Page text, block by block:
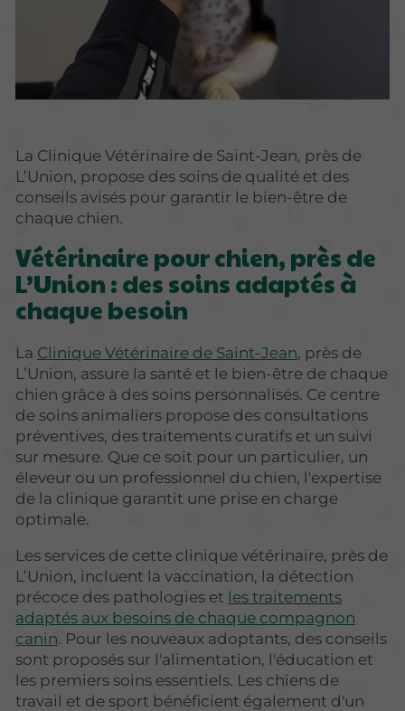
La Clinique Vétérinaire de Saint-Jean, près de
L’Union, propose des soins de qualité et des
conseils avisés pour garantir le bien-être de
chaque chien.
Vétérinaire pour chien, près de
L’Union : des soins adaptés à
chaque besoin
La Clinique Vétérinaire de Saint-Jean, près de
L’Union, assure la santé et le bien-être de chaque
chien grâce à des soins personnalisés. Ce centre
de soins animaliers propose des consultations
préventives, des traitements curatifs et un suivi
sur mesure. Que ce soit pour un particulier, un
éleveur ou un professionnel du chien, l'expertise
de la clinique garantit une prise en charge
optimale.
Les services de cette clinique vétérinaire, près de
L’Union, incluent la vaccination, la détection
précoce des pathologies et les traitements
adaptés aux besoins de chaque compagnon
canin. Pour les nouveaux adoptants, des conseils
sont proposés sur l'alimentation, l'éducation et
les premiers soins essentiels. Les chiens de
travail et de sport bénéficient également d'un